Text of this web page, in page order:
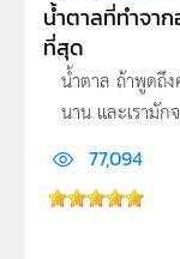
น้ำตาลที่ทำจาก
ที่สุด
น้ำตาล ถ้าพูดถึง
นาน และเรามัก
77,094